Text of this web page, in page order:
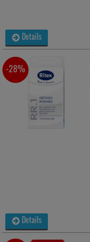
Details
-28%
Details